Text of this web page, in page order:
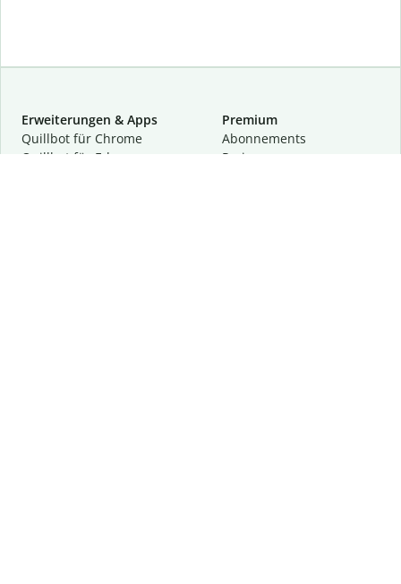
Erweiterungen & Apps
Quillbot für Chrome
Quillbot für Edge
Premium
Abon­ne­ments
Preise